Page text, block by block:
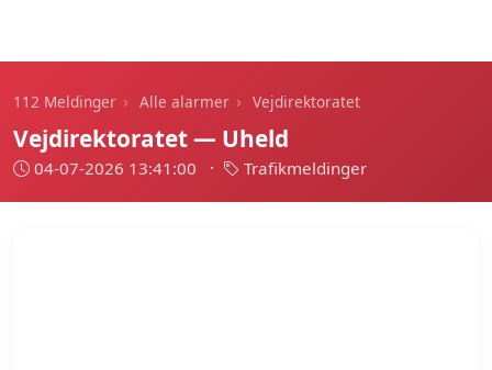
112 Meldinger › Alle alarmer › Vejdirektoratet
Vejdirektoratet — Uheld
04-07-2026 13:41:00 · Trafikmeldinger